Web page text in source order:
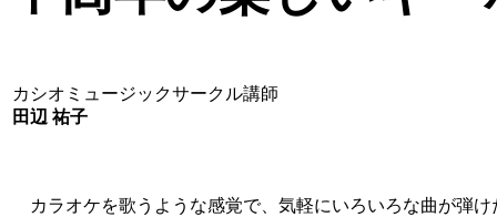
カシオミュージックサークル講師
田辺 祐子
カラオケを歌うような感覚で、気軽にいろいろな曲が弾